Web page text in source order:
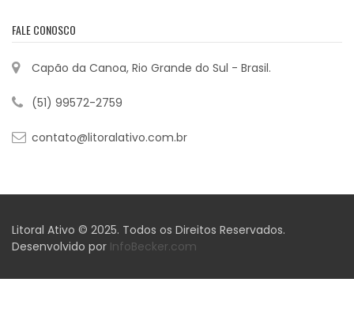
FALE CONOSCO
Capão da Canoa, Rio Grande do Sul - Brasil.
(51) 99572-2759
contato@litoralativo.com.br
Litoral Ativo © 2025. Todos os Direitos Reservados.
Desenvolvido por InfoBecker.com